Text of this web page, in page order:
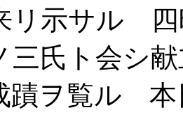
リ示サル
三氏ト会シ
蹟ヲ覧ル 本